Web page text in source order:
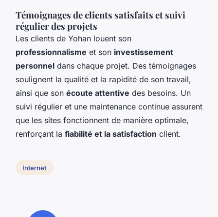
Témoignages de clients satisfaits et suivi
régulier des projets
Les clients de Yohan louent son
professionnalisme et son investissement
personnel dans chaque projet. Des témoignages
soulignent la qualité et la rapidité de son travail,
ainsi que son écoute attentive des besoins. Un
suivi régulier et une maintenance continue assurent
que les sites fonctionnent de manière optimale,
renforçant la fiabilité et la satisfaction client.
Internet